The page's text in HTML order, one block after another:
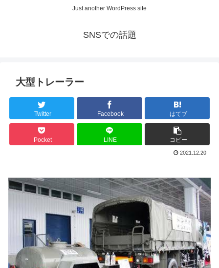
Just another WordPress site
SNSでの話題
大型トレーラー
Twitter Facebook はてブ
Pocket LINE コピー
2021.12.20